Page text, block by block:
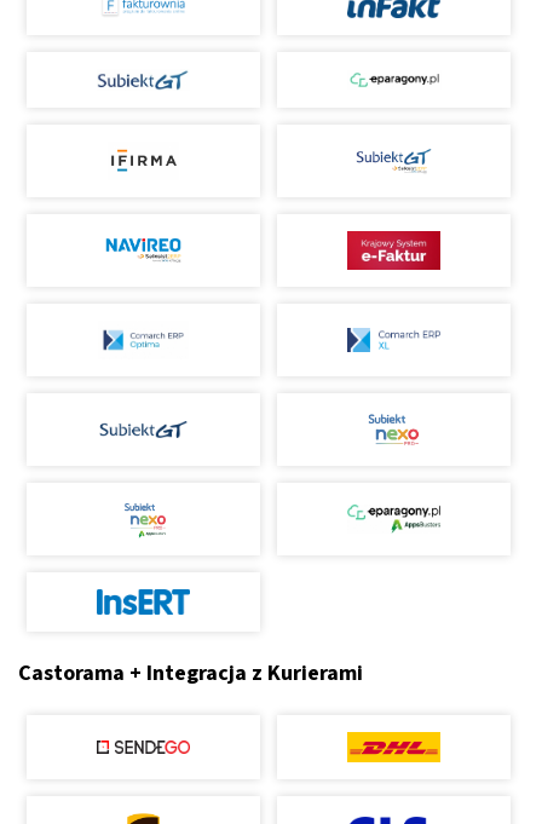
Castorama + Integracja z Kurierami